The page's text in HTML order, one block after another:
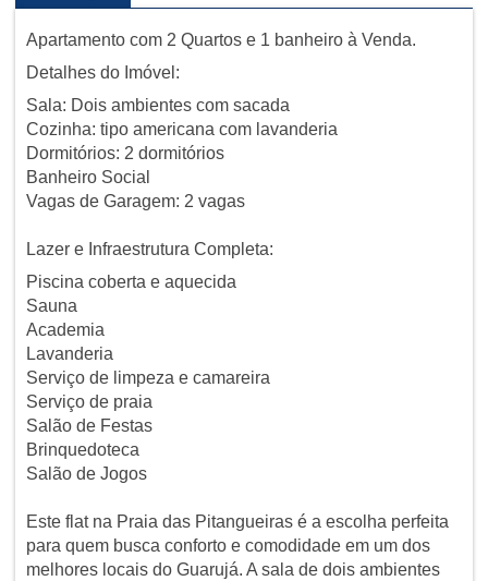
Apartamento com 2 Quartos e 1 banheiro à Venda.
Detalhes do Imóvel:
Sala: Dois ambientes com sacada
Cozinha: tipo americana com lavanderia
Dormitórios: 2 dormitórios
Banheiro Social
Vagas de Garagem: 2 vagas
Lazer e Infraestrutura Completa:
Piscina coberta e aquecida
Sauna
Academia
Lavanderia
Serviço de limpeza e camareira
Serviço de praia
Salão de Festas
Brinquedoteca
Salão de Jogos
Este flat na Praia das Pitangueiras é a escolha perfeita
para quem busca conforto e comodidade em um dos
melhores locais do Guarujá. A sala de dois ambientes